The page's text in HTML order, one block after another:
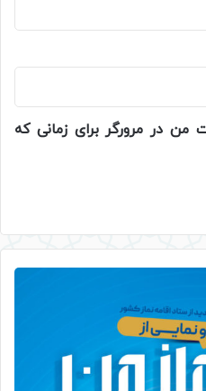
من در مرورگر برای زمانی که